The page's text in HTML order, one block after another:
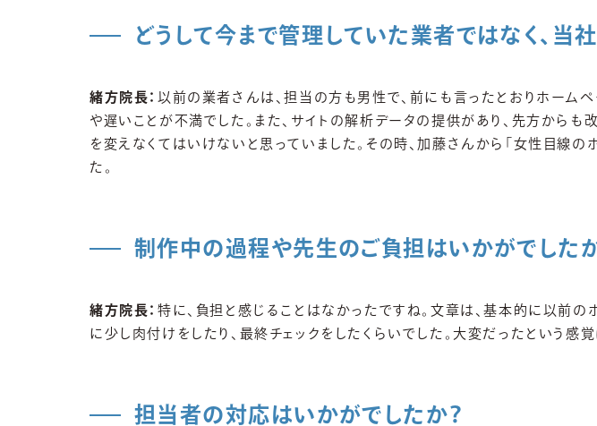
どうして今まで管理していた業者ではなく、当
緒方院長： 以前の業者さんは、担当の方も男性で、前にも言ったとおりホーム
や遅いことが不満でした。また、サイトの解析データの提供があり、先方からも
を変えなくてはいけないと思っていました。その時、加藤さんから「女性目線
た。
制作中の過程や先生のご負担はいかがでした
緒方院長： 特に、負担と感じることはなかったですね。文章は、基本的に以前
に少し肉付けをしたり、最終チェックをしたくらいでした。大変だったという感覚
担当者の対応はいかがでしたか？